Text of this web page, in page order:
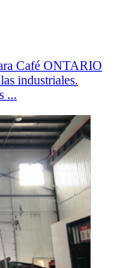
Café ONTARIO
industriales.
...